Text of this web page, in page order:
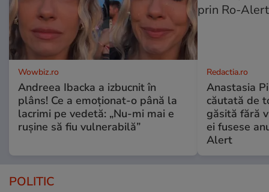
Wowbiz.ro
Andreea Ibacka a izbucnit în
plâns! Ce a emoționat-o până la
lacrimi pe vedetă: „Nu-mi mai e
rușine să fiu vulnerabilă”
Redactia.ro
Anastasia
căutată de
găsită fără
ei fusese
Alert
POLITIC